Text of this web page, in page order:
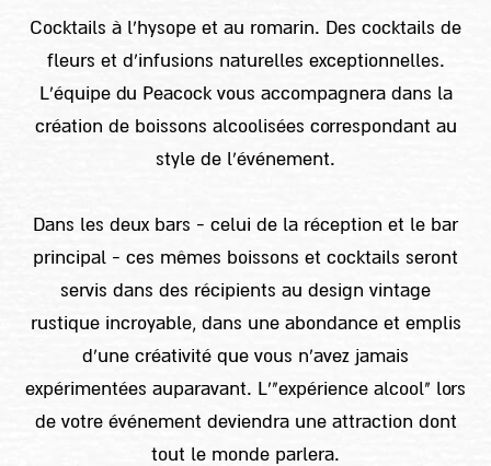
Cocktails à l'hysope et au romarin. Des cocktails de
fleurs et d'infusions naturelles exceptionnelles.
L'équipe du Peacock vous accompagnera dans la
création de boissons alcoolisées correspondant au
style de l'événement.
Dans les deux bars - celui de la réception et le bar
principal - ces mêmes boissons et cocktails seront
servis dans des récipients au design vintage
rustique incroyable, dans une abondance et emplis
d'une créativité que vous n'avez jamais
expérimentées auparavant. L'"expérience alcool" lors
de votre événement deviendra une attraction dont
tout le monde parlera.